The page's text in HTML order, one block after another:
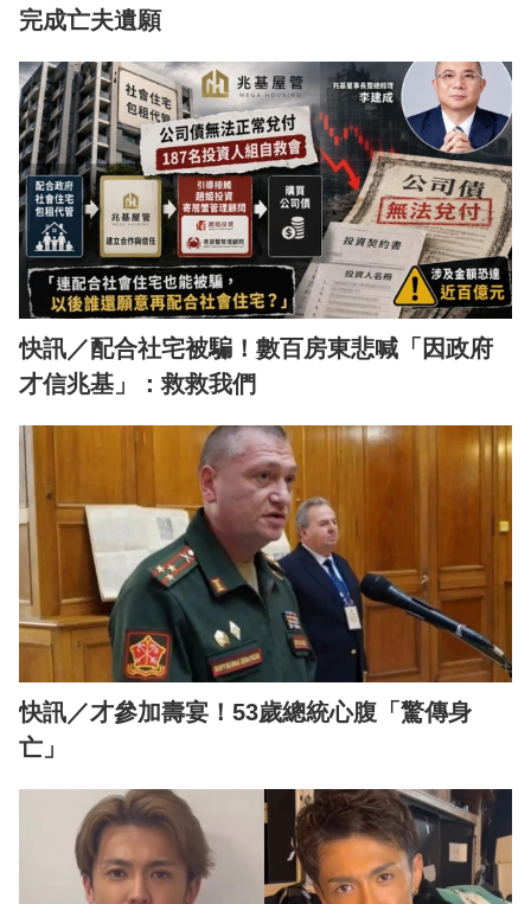
完成亡夫遺願
快訊／配合社宅被騙！數百房東悲喊「因政府
才信兆基」：救救我們
快訊／才參加壽宴！53歲總統心腹「驚傳身
亡」